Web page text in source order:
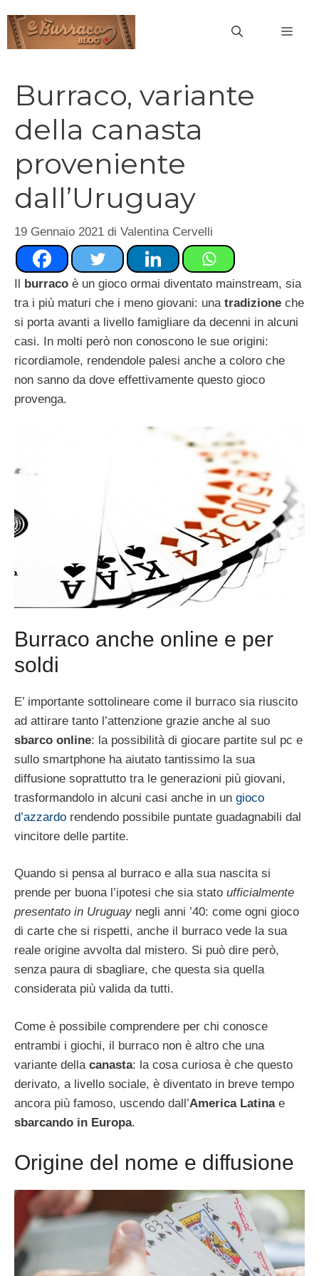
contenuto
Burraco, variante
della canasta
proveniente
dall’Uruguay
19 Gennaio 2021 di Valentina Cervelli
Il burraco è un gioco ormai diventato mainstream, sia
tra i più maturi che i meno giovani: una tradizione che
si porta avanti a livello famigliare da decenni in alcuni
casi. In molti però non conoscono le sue origini:
ricordiamole, rendendole palesi anche a coloro che
non sanno da dove effettivamente questo gioco
provenga.
Burraco anche online e per
soldi
E’ importante sottolineare come il burraco sia riuscito
ad attirare tanto l’attenzione grazie anche al suo
sbarco online: la possibilità di giocare partite sul pc e
sullo smartphone ha aiutato tantissimo la sua
diffusione soprattutto tra le generazioni più giovani,
trasformandolo in alcuni casi anche in un gioco
d’azzardo rendendo possibile puntate guadagnabili dal
vincitore delle partite.
Quando si pensa al burraco e alla sua nascita si
prende per buona l’ipotesi che sia stato ufficialmente
presentato in Uruguay negli anni ’40: come ogni gioco
di carte che si rispetti, anche il burraco vede la sua
reale origine avvolta dal mistero. Si può dire però,
senza paura di sbagliare, che questa sia quella
considerata più valida da tutti.
Come è possibile comprendere per chi conosce
entrambi i giochi, il burraco non è altro che una
variante della canasta: la cosa curiosa è che questo
derivato, a livello sociale, è diventato in breve tempo
ancora più famoso, uscendo dall’America Latinae
sbarcando in Europa.
Origine del nome e diffusione